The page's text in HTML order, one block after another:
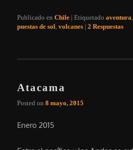
Publicado en Chile |Etiquetado aventura
puestas de sol,volcanes |2 Respuestas
Atacama
Posted on8 mayo, 2015
Enero 2015